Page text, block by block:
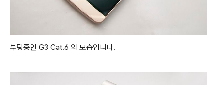
부팅중인 G3 Cat.6 의 모습입니다.